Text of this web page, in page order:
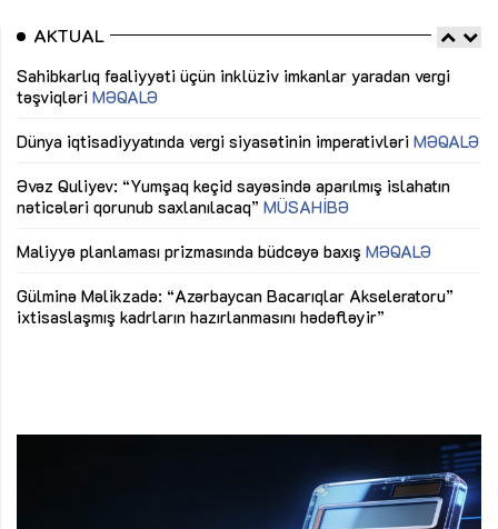
AKTUAL
Sahibkarlıq fəaliyyəti üçün inklüziv imkanlar yaradan vergi
təşviqləri MƏQALƏ
Dünya iqtisadiyyatında vergi siyasətinin imperativləri MƏQALƏ
Əvəz Quliyev: “Yumşaq keçid sayəsində aparılmış islahatın
nəticələri qorunub saxlanılacaq” MÜSAHİBƏ
Maliyyə planlaması prizmasında büdcəyə baxış MƏQALƏ
Gülminə Məlikzadə: “Azərbaycan Bacarıqlar Akseleratoru”
ixtisaslaşmış kadrların hazırlanmasını hədəfləyir”